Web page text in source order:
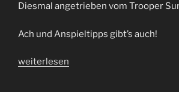
Diesmal angetrieben vom Trooper
Ach und Anspieltipps gibt’s auch!
„Folge
weiterlesen